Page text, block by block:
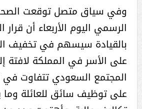
وفي سياق متصل توقعت
الرسمي اليوم الأربعاء أن قرار
بالقيادة سيسهم في تخفيف
على الأسر في المملكة لافتة
المجتمع السعودي تتفاوت في
على توظيف سائق للعائلة وما